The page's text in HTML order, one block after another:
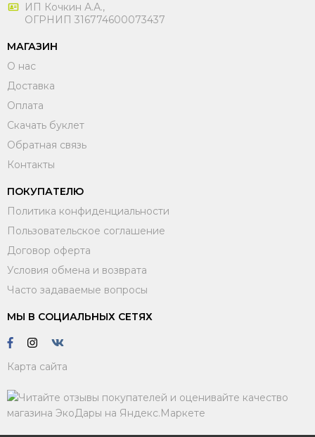
ИП Кочкин А.А.,
ОГРНИП 316774600073437
МАГАЗИН
О нас
Доставка
Оплата
Скачать буклет
Обратная связь
Контакты
ПОКУПАТЕЛЮ
Политика конфиденциальности
Пользовательское соглашение
Договор оферта
Условия обмена и возврата
Часто задаваемые вопросы
МЫ В СОЦИАЛЬНЫХ СЕТЯХ
Карта сайта